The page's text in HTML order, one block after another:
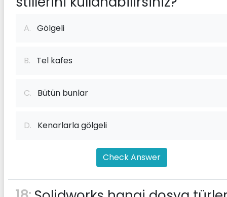
A. Gölgeli
B. Tel kafes
C. Bütün bunlar
D. Kenarlarla gölgeli
Check Answer